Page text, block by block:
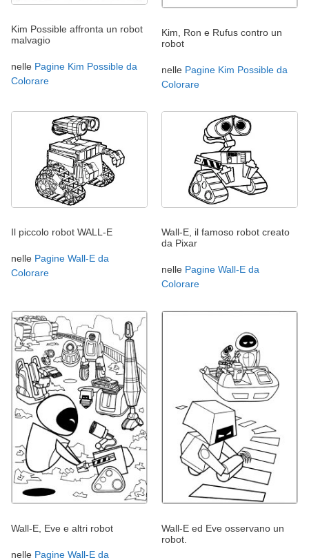
Kim Possible affronta un robot
malvagio
nelle Pagine Kim Possible da
Colorare
Kim, Ron e Rufus contro un
robot
nelle Pagine Kim Possible da
Colorare
Il piccolo robot WALL-E
nelle Pagine Wall-E da
Colorare
Wall-E, il famoso robot creato
da Pixar
nelle Pagine Wall-E da
Colorare
Wall-E, Eve e altri robot
nelle Pagine Wall-E da
Wall-E ed Eve osservano un
robot.